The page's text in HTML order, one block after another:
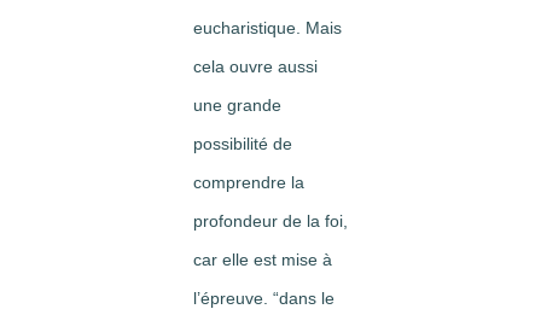
eucharistique. Mais
cela ouvre aussi
une grande
possibilité de
comprendre la
profondeur de la foi,
car elle est mise à
l’épreuve. “dans le